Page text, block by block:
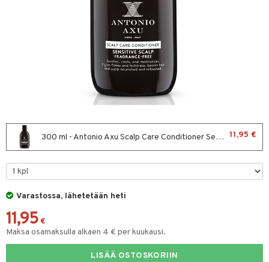
300 ml - Antonio Axu Scalp Care Conditioner Sensitive 11,95 €
Varastossa, lähetetään heti
11,95 €
Maksa osamaksulla alkaen 4 € per kuukausi.
LISÄÄ OSTOSKORIIN
& Antifrizz
tuotteet
& Geeli